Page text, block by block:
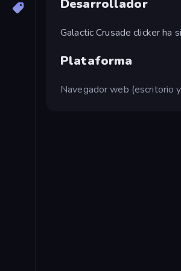
Desarrollador
Galactic Crusade clicker ha
Plataforma
Navegador web (escritorio